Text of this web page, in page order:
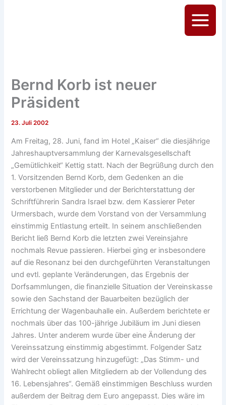
Main
Bernd Korb ist neuer
Präsident
23. Juli 2002
Am Freitag, 28. Juni, fand im Hotel „Kaiser“ die diesjährige
Jahreshauptversammlung der Karnevalsgesellschaft
„Gemütlichkeit“ Kettig statt. Nach der Begrüßung durch den
1. Vorsitzenden Bernd Korb, dem Gedenken an die
verstorbenen Mitglieder und der Berichterstattung der
Schriftführerin Sandra Israel bzw. dem Kassierer Peter
Urmersbach, wurde dem Vorstand von der Versammlung
einstimmig Entlastung erteilt. In seinem anschließenden
Bericht ließ Bernd Korb die letzten zwei Vereinsjahre
nochmals Revue passieren. Hierbei ging er insbesondere
auf die Resonanz bei den durchgeführten Veranstaltungen
und evtl. geplante Veränderungen, das Ergebnis der
Dorfsammlungen, die finanzielle Situation der Vereinskasse
sowie den Sachstand der Bauarbeiten bezüglich der
Errichtung der Wagenbauhalle ein. Außerdem berichtete er
nochmals über das 100-jährige Jubiläum im Juni diesen
Jahres. Unter anderem wurde über eine Änderung der
Vereinssatzung einstimmig abgestimmt. Folgender Satz
wird der Vereinssatzung hinzugefügt: „Das Stimm- und
Wahlrecht obliegt allen Mitgliedern ab der Vollendung des
16. Lebensjahres“. Gemäß einstimmigen Beschluss wurden
außerdem der Beitrag dem Euro angepasst. Dies wäre im